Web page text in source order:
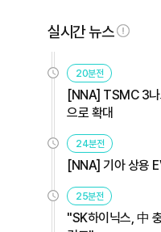
실시간 뉴스
20분전
[NNA] TSMC 3나
으로 확대
24분전
[NNA] 기아 상용
25분전
"SK하이닉스, 中